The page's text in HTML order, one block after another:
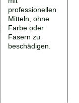
professionellen
Mitteln, ohne
Farbe oder
Fasern zu
beschädigen.